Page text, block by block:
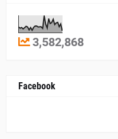
3,582,868
Facebook